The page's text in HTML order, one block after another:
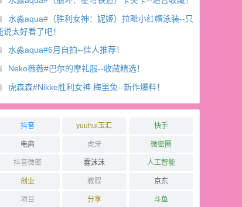
水淼aqua#（胜利女神：妮姬）拉毗小红帽泳装--只
说太好看了吧！
水淼aqua#6月自拍--佳人推荐！
Neko薇薇#巴尔的摩礼服--收藏精选！
虎森森#Nikke胜利女神 梅里兔--新作爆料！
抖音 yuuhui玉汇 快手
电商 虎牙 微密圈
抖音微密 蠢沫沫 人工智能
创业 教程 京东
项目 分享 斗鱼